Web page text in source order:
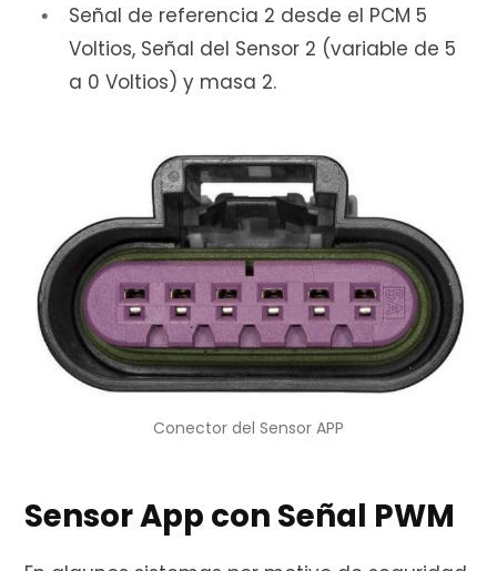
Señal de referencia 2 desde el PCM 5
Voltios, Señal del Sensor 2 (variable de 5
a 0 Voltios) y masa 2.
Conector del Sensor APP
Sensor App con Señal PWM